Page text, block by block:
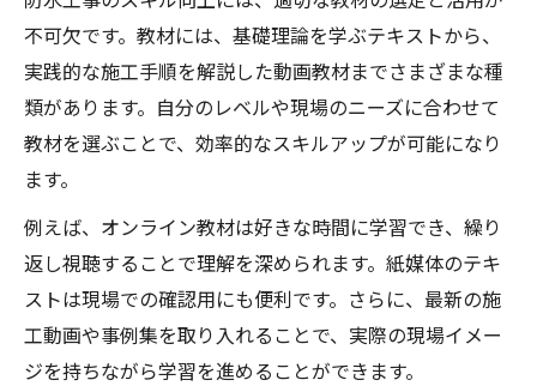
不可欠です。教材には、基礎理論を学ぶテキストから、
実践的な施工手順を解説した動画教材までさまざまな種
類があります。自分のレベルや現場のニーズに合わせて
教材を選ぶことで、効率的なスキルアップが可能になり
ます。
例えば、オンライン教材は好きな時間に学習でき、繰り
返し視聴することで理解を深められます。紙媒体のテキ
ストは現場での確認用にも便利です。さらに、最新の施
工動画や事例集を取り入れることで、実際の現場イメー
ジを持ちながら学習を進めることができます。